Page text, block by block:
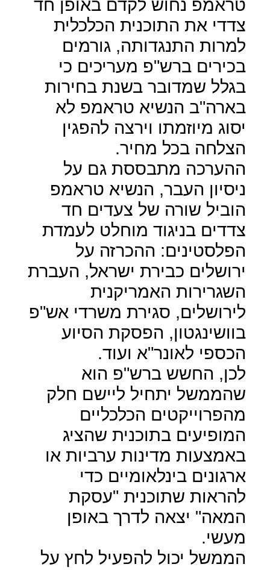
טראמפ נחוש לקדם באופן חד
צדדי את התוכנית הכלכלית
למרות התנגדותה, גורמים
בכירים ברש"פ מעריכים כי
בגלל שמדובר בשנת בחירות
בארה"ב הנשיא טראמפ לא
יסוג מיוזמתו וירצה להפגין
הצלחה בכל מחיר.
ההערכה מתבססת גם על
ניסיון העבר, הנשיא טראמפ
הוביל שורה של צעדים חד
צדדים בניגוד מוחלט לעמדת
הפלסטינים: ההכרזה על
ירושלים כבירת ישראל, העברת
השגרירות האמריקנית
לירושלים, סגירת משרדי אש"פ
בוושינגטון, הפסקת הסיוע
הכספי לאונר"א ועוד.
לכן, החשש ברש"פ הוא
שהממשל יתחיל ליישם חלק
מהפרוייקטים הכלכליים
המופיעים בתוכנית שהציג
באמצעות מדינות ערביות או
ארגונים בינלאומיים כדי
להראות שתוכנית "עסקת
המאה" יצאה לדרך באופן
מעשי.
הממשל יכול להפעיל לחץ על